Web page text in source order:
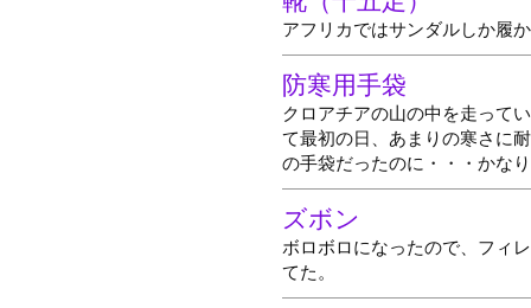
アフリカではサンダルしか履
防寒用手袋
クロアチアの山の中を走って
て最初の日、あまりの寒さに
の手袋だったのに・・・かな
ズボン
ボロボロになったので、フィ
てた。